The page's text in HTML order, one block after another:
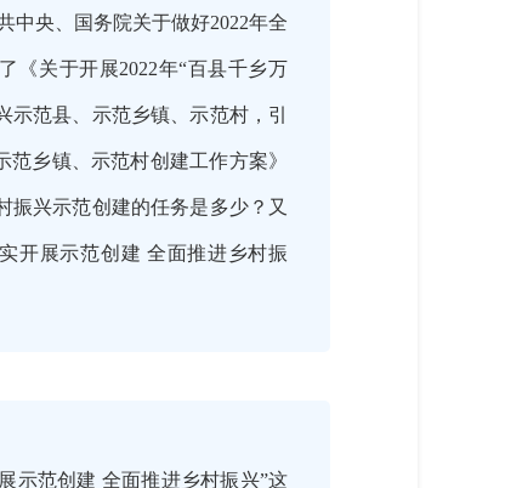
中央、国务院关于做好2022年全
《关于开展2022年“百县千乡万
范县、示范乡镇、示范村，引
乡镇、示范村创建工作方案》
振兴示范创建的任务是多少？又
开展示范创建 全面推进乡村振
示范创建 全面推进乡村振兴”这